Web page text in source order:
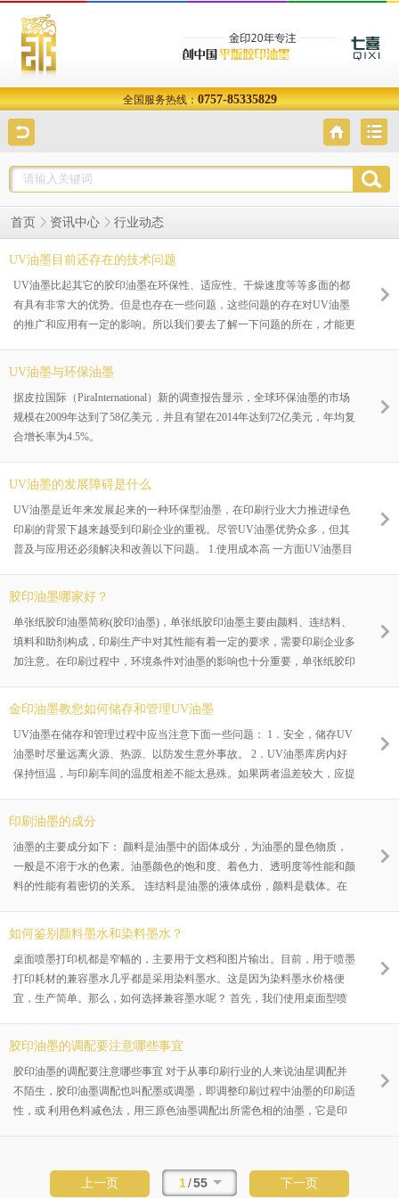
全国服务热线：0757-85335829
首页 资讯中心 行业动态
UV油墨目前还存在的技术问题
UV油墨比起其它的胶印油墨在环保性、适应性、干燥速度等等多面的都
有具有非常大的优势。但是也存在一些问题，这些问题的存在对UV油墨
的推广和应用有一定的影响。所以我们要去了解一下问题的所在，才能更
UV油墨与环保油墨
据皮拉国际（PiraInternational）新的调查报告显示，全球环保油墨的市场
规模在2009年达到了58亿美元，并且有望在2014年达到72亿美元，年均复
合增长率为4.5%。
UV油墨的发展障碍是什么
UV油墨是近年来发展起来的一种环保型油墨，在印刷行业大力推进绿色
印刷的背景下越来越受到印刷企业的重视。尽管UV油墨优势众多，但其
普及与应用还必须解决和改善以下问题。 1.使用成本高 一方面UV油墨目
方面，UV油墨?必须使用专用UV橡皮布、UV墨辊和清洗剂，这大大提高
得UV油墨的使用成本很高。 2.附着力有待提高
胶印油墨哪家好？
单张纸胶印油墨简称(胶印油墨)，单张纸胶印油墨主要由颜料、连结料、
填料和助剂构成，印刷生产中对其性能有着一定的要求，需要印刷企业多
加注意。在印刷过程中，环境条件对油墨的影响也十分重要，单张纸胶印
强度：如果看样台光线不足，会出现印品墨层色偏，势必影响上墨量的控
（2）温度控制：使用油墨的环境温度必须控制在23℃~25℃，但是各地印
刷条件不容乐观，远远不能将温度控制在此范围，因此，油墨必须根据季
节来控制黏度粘性等指标。
金印油墨教您如何储存和管理UV油墨
UV油墨在储存和管理过程中应当注意下面一些问题： 1．安全，储存UV
油墨时尽量远离火源、热源、以防发生意外事故。 2．UV油墨库房内好
保持恒温，与印刷车间的温度相差不能太悬殊。如果两者温差较大，应提
产的高效率。
印刷油墨的成分
油墨的主要成分如下： 颜料是油墨中的固体成分，为油墨的显色物质，
一般是不溶于水的色素。油墨颜色的饱和度、着色力、透明度等性能和颜
料的性能有着密切的关系。 连结料是油墨的液体成份，颜料是载体。在
辗转至承印物上形成墨膜，固着、干燥并粘附在承印物上。墨膜的光泽、
为了改善油墨的印刷适性，如：粘度、粘着性、干燥性等。
如何鉴别颜料墨水和染料墨水？
桌面喷墨打印机都是窄幅的，主要用于文档和图片输出。目前，用于喷墨
打印耗材的兼容墨水几乎都是采用染料墨水。这是因为染料墨水价格便
宜，生产简单。那么，如何选择兼容墨水呢？ 首先，我们使用桌面型喷
好。所以，桌面打印机的主要功能在于文档输出，也为一些家庭用户提供
水，彩色为染料墨水。这是因为黑色主要用于文档输出，而黑色颜料墨水
打印的文字锐利，不洇纸，不挑纸，防水，不怕晒，可以在普通复印纸上
打印出锐利清晰的文档。而彩色由于色域非常宽阔，所以更多地被用于照
片打印，而且主要在专业喷墨纸或照片打印纸上使用，所打印的照片鲜艳
胶印油墨的调配要注意哪些事宜
胶印油墨的调配要注意哪些事宜 对于从事印刷行业的人来说油星调配并
不陌生，胶印油墨调配也叫配墨或调墨，即调整印刷过程中油墨的印刷适
性，或 利用色料减色法，用三原色油墨调配出所需色相的油墨，它是印
将所需油墨调配得比色样颜色略浓一些，
上一页 1/55 下一页